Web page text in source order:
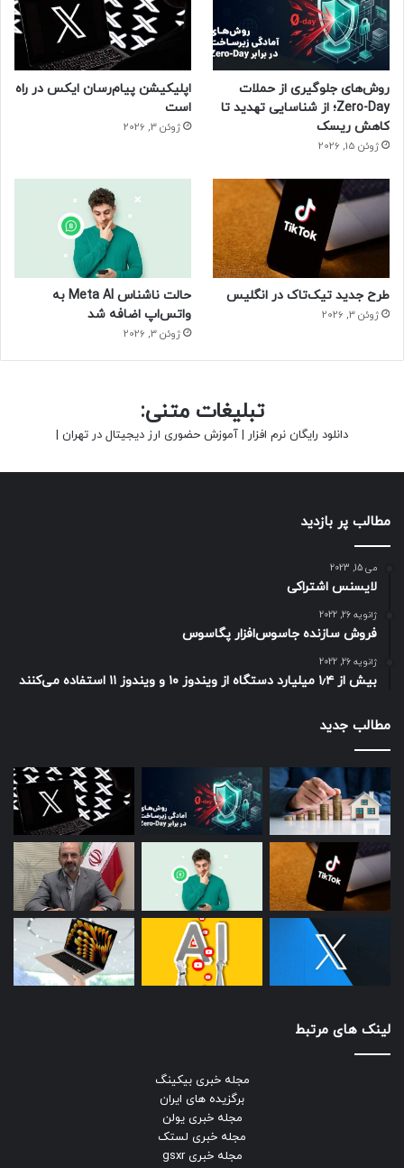
روش‌های جلوگیری از حملات
Zero-Day؛ از شناسایی تهدید تا
کاهش ریسک
ژوئن 15, 2026
اپلیکیشن پیام‌رسان ایکس در راه
است
ژوئن 3, 2026
طرح جدید تیک‌تاک در انگلیس
ژوئن 3, 2026
حالت ناشناس Meta AI به
واتس‌اپ اضافه شد
ژوئن 3, 2026
تبلیغات متنی:
دانلود رایگان نرم افزار | آموزش حضوری ارز دیجیتال در تهران |
مطالب پر بازدید
می 15, 2023
لایسنس اشتراکی
ژانویه 26, 2022
فروش سازنده جاسوس‌افزار پگاسوس
ژانویه 26, 2022
بیش از ۱٫۴ میلیارد دستگاه از ویندوز ۱۰ و ویندوز ۱۱ استفاده می‌کنند
مطالب جدید
لینک های مرتبط
مجله خبری بیکینگ
برگزیده های ایران
مجله خبری یولن
مجله خبری لستک
مجله خبری gsxr